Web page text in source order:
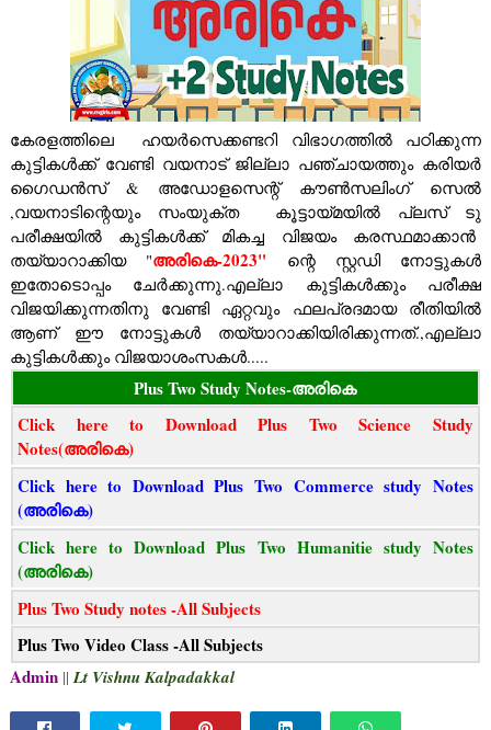
കേരളത്തിലെ ഹയർസെക്കണ്ടറി വിഭാഗത്തിൽ പഠിക്കുന്ന
കുട്ടികൾക്ക് വേണ്ടി വയനാട് ജില്ലാ പഞ്ചായത്തും കരിയർ
ഗൈഡൻസ്‌ & അഡോളസെന്റ് കൗൺസലിംഗ് സെൽ
,വയനാടിന്റെയും സംയുക്ത കൂട്ടായ്മയിൽ പ്ലസ് ടു
പരീക്ഷയിൽ കുട്ടികൾക്ക് മികച്ച വിജയം കരസ്ഥമാക്കാൻ
തയ്യാറാക്കിയ "അരികെ-2023" ന്റെ സ്റ്റഡി നോട്ടുകൾ
ഇതോടൊപ്പം ചേർക്കുന്നു.എല്ലാ കുട്ടികൾക്കും പരീക്ഷ
വിജയിക്കുന്നതിനു വേണ്ടി ഏറ്റവും ഫലപ്രദമായ രീതിയിൽ
ആണ് ഈ നോട്ടുകൾ തയ്യാറാക്കിയിരിക്കുന്നത്.,എല്ലാ
കുട്ടികൾക്കും വിജയാശംസകൾ.....
Plus Two Study Notes-അരികെ
Click here to Download Plus Two Science Study
Notes(അരികെ)
Click here to Download Plus Two Commerce study Notes
(അരികെ)
Click here to Download Plus Two Humanitie study Notes
(അരികെ)
Plus Two Study notes -All Subjects
Plus Two Video Class -All Subjects
Admin|| Lt Vishnu Kalpadakkal